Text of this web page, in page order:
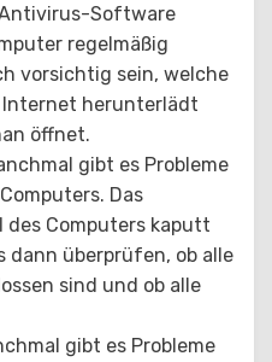
Software
regelmäßig
vorsichtig sein, welche
Internet herunterlädt
öffnet.
gibt es Probleme
Das
des Computers kaputt
dann überprüfen, ob alle
sind und ob alle
gibt es Probleme